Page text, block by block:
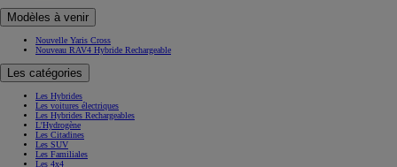
Modèles à venir
Nouvelle Yaris Cross
Nouveau RAV4 Hybride Rechargeable
Les catégories
Les Hybrides
Les voitures électriques
Les Hybrides Rechargeables
L'Hydrogène
Les Citadines
Les SUV
Les Familiales
Les 4x4